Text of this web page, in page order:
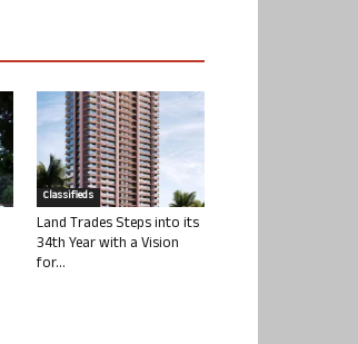
Classifieds
Land Trades Steps into its
34th Year with a Vision
for...